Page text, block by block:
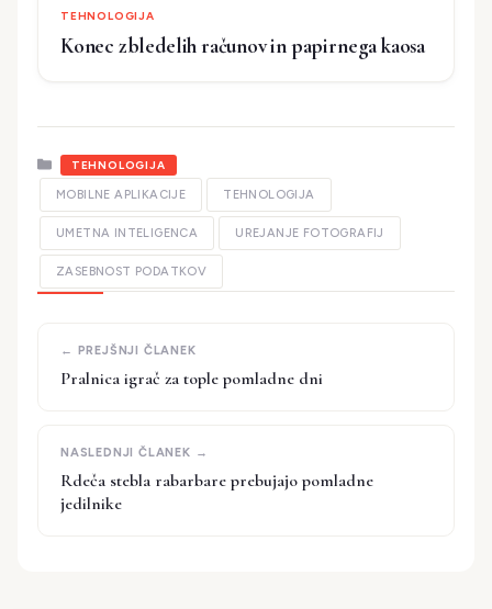
TEHNOLOGIJA
Konec zbledelih računov in papirnega kaosa
Kategorije
TEHNOLOGIJA
MOBILNE APLIKACIJE TEHNOLOGIJA
UMETNA INTELIGENCA UREJANJE FOTOGRAFIJ
ZASEBNOST PODATKOV
Pralnica igrač za tople pomladne dni
Rdeča stebla rabarbare prebujajo pomladne
jedilnike